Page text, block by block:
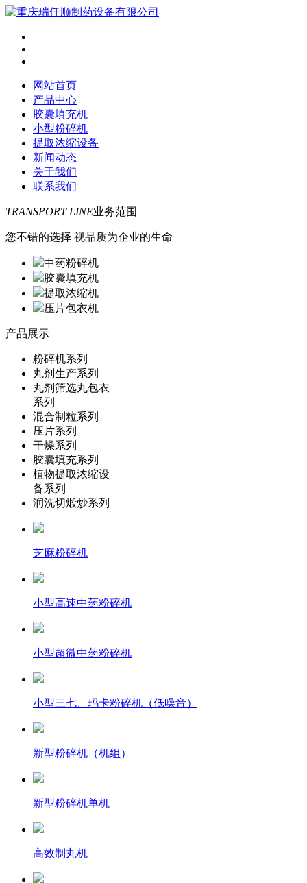
网站首页
产品中心
胶囊填充机
小型粉碎机
提取浓缩设备
新闻动态
关于我们
联系我们
TRANSPORT LINE业务范围
您不错的选择 视品质为企业的生命
中药粉碎机
胶囊填充机
提取浓缩机
压片包衣机
产品展示
粉碎机系列
丸剂生产系列
丸剂筛选丸包衣
系列
混合制粒系列
压片系列
干燥系列
胶囊填充系列
植物提取浓缩设
备系列
润洗切煅炒系列
芝麻粉碎机
小型高速中药粉碎机
小型超微中药粉碎机
小型三七、玛卡粉碎机（低噪音）
新型粉碎机（机组）
新型粉碎机单机
高效制丸机